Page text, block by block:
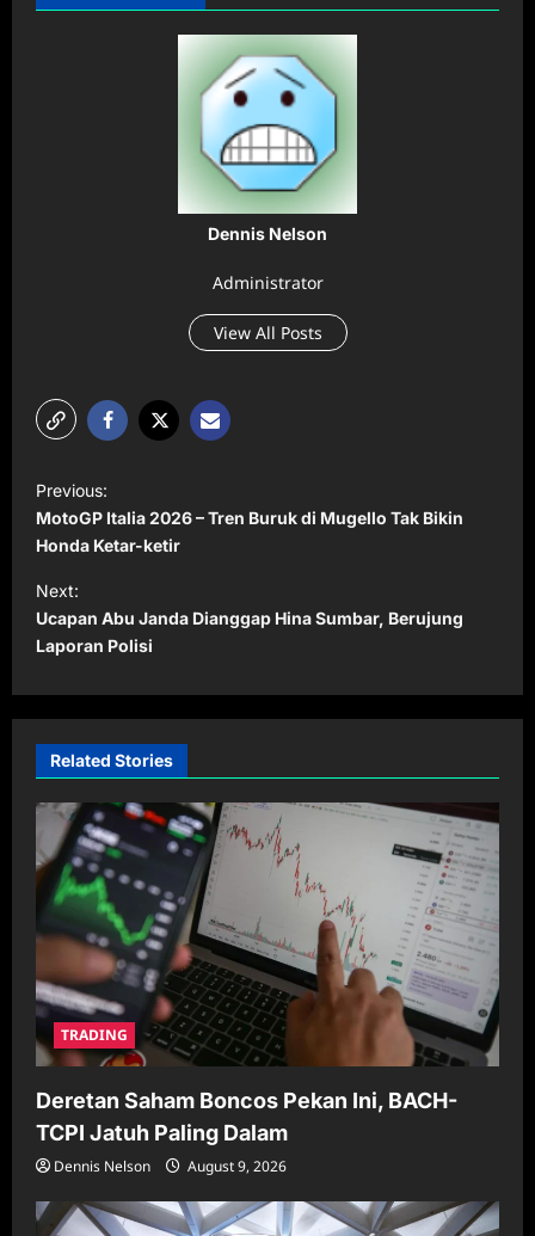
Dennis Nelson
Administrator
View All Posts
o
s
t
n
a
v
g
a
t
i
Previous:
MotoGP Italia 2026 – Tren Buruk di Mugello Tak Bikin
Honda Ketar-ketir
Next:
Ucapan Abu Janda Dianggap Hina Sumbar, Berujung
Laporan Polisi
Related Stories
TRADING
Deretan Saham Boncos Pekan Ini, BACH-
TCPI Jatuh Paling Dalam
Dennis Nelson August 9, 2026